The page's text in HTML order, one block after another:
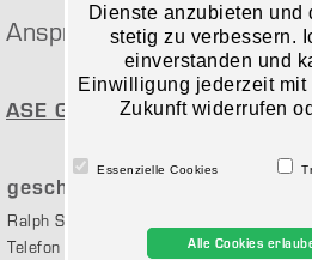
Dienste anzubieten und
stetig zu verbessern.
einverstanden und
Einwilligung jederzeit mit
Zukunft widerrufen
Essenzielle Cookies
Alle Cookies
Ansprechpartner im
ASE GmbH
geschäftsführender
Ralph Schwerdtfeger
Telefon 02131 / 40 213 60